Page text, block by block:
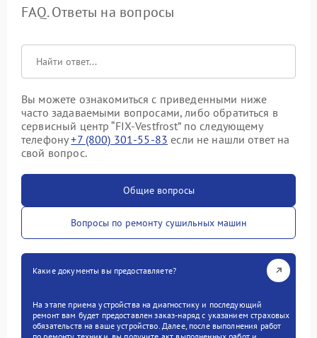
FAQ. Ответы на вопросы
Вы можете ознакомиться с приведенными ниже
часто задаваемыми вопросами, либо обратиться в
сервисный центр “FIX-Vestfrost” по следующему
телефону+7 (800) 301-55-83 если не нашли ответ на
свой вопрос.
Общие вопросы
Вопросы по ремонту сушильных машин
Какие документы вы предоставляете?
На этапе приема устройства на диагностику и последующий
ремонт вам будет предоставлен заказ-наряд с указанием страховых
обязательств на ваше устройство. Далее, после выполнения работ